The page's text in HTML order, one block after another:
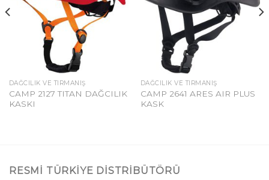
DAĞCILIK VE TIRMANIŞ
CAMP 2127 TITAN DAĞCILIK
KASKI
DAĞCILIK VE TIRMANIŞ
CAMP 2641 ARES AIR PLUS
KASK
RESMI TÜRKIYE DISTRIBÜTÖRÜ